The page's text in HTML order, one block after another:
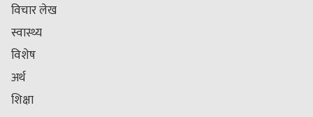
विचार लेख
स्वास्थ्य
विशेष
अर्थ
शिक्षा